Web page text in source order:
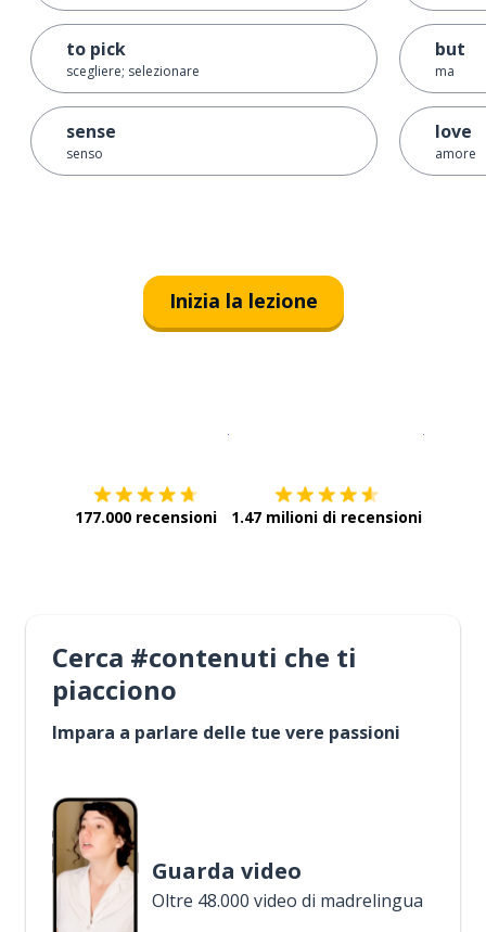
to pick
scegliere; selezionare
sense
senso
but
ma
love
amore
Inizia la lezione
177.000 recensioni 1.47 milioni di recensioni
Cerca #contenuti che ti
piacciono
Impara a parlare delle tue vere passioni
Guarda video
Oltre 48.000 video di madrelingua